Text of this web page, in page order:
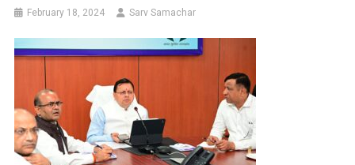
February 18, 2024 Sarv Samachar